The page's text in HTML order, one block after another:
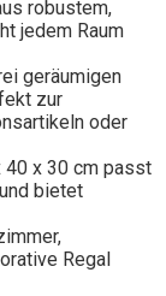
robustem,
jedem Raum
geräumigen
zur
oder
40 x 30 cm passt
bietet
Regal